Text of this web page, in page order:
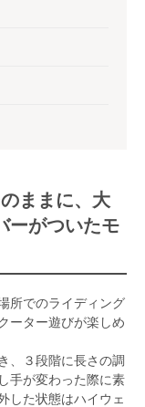
ままに、大
ーがついたモ
所でのライディング
ーター遊びが楽しめ
、３段階に長さの調
手が変わった際に素
した状態はハイウェ